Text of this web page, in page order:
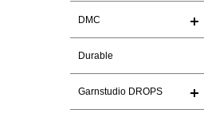
DMC
Durable
Garnstudio DROPS